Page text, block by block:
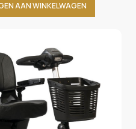
AAN WINKELWAGEN